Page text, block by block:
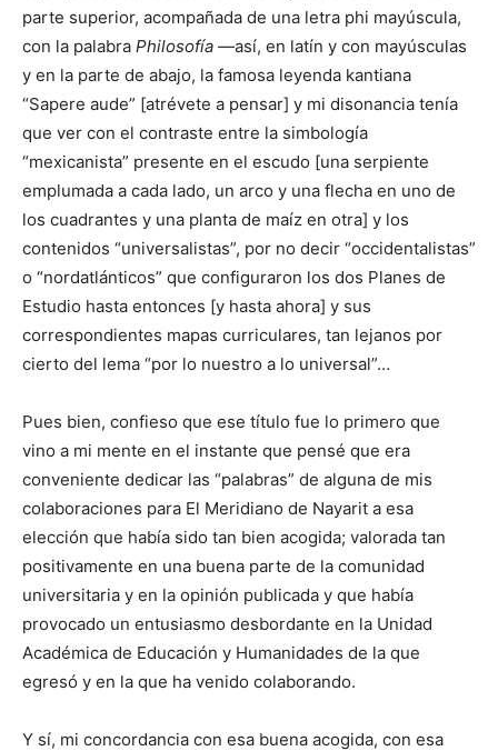
parte superior, acompañada de una letra phi mayúscula,
con la palabra Philosofía —así, en latín y con mayúsculas
y en la parte de abajo, la famosa leyenda kantiana
“Sapere aude” [atrévete a pensar] y mi disonancia tenía
que ver con el contraste entre la simbología
“mexicanista” presente en el escudo [una serpiente
emplumada a cada lado, un arco y una flecha en uno de
los cuadrantes y una planta de maíz en otra] y los
contenidos “universalistas”, por no decir “occidentalistas”
o “nordatlánticos” que configuraron los dos Planes de
Estudio hasta entonces [y hasta ahora] y sus
correspondientes mapas curriculares, tan lejanos por
cierto del lema “por lo nuestro a lo universal”…
Pues bien, confieso que ese título fue lo primero que
vino a mi mente en el instante que pensé que era
conveniente dedicar las “palabras” de alguna de mis
colaboraciones para El Meridiano de Nayarit a esa
elección que había sido tan bien acogida; valorada tan
positivamente en una buena parte de la comunidad
universitaria y en la opinión publicada y que había
provocado un entusiasmo desbordante en la Unidad
Académica de Educación y Humanidades de la que
egresó y en la que ha venido colaborando.
Y sí, mi concordancia con esa buena acogida, con esa